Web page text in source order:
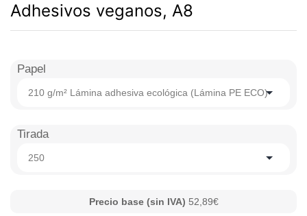
Adhesivos veganos, A8
Papel
210 g/m² Lámina adhesiva ecológica (Lámina PE ECO)
Tirada
250
Precio base (sin IVA) 52,89€